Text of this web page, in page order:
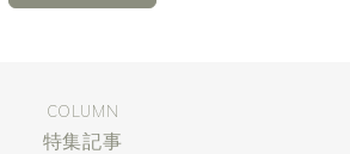
COLUMN
特集記事